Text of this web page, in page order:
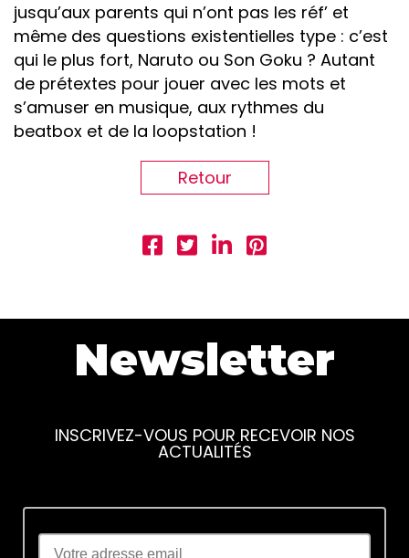
jusqu’aux parents qui n’ont pas les réf’ et
même des questions existentielles type : c’est
qui le plus fort, Naruto ou Son Goku ? Autant
de prétextes pour jouer avec les mots et
s’amuser en musique, aux rythmes du
beatbox et de la loopstation !
Retour
Newsletter
INSCRIVEZ-VOUS POUR RECEVOIR NOS
ACTUALITÉS